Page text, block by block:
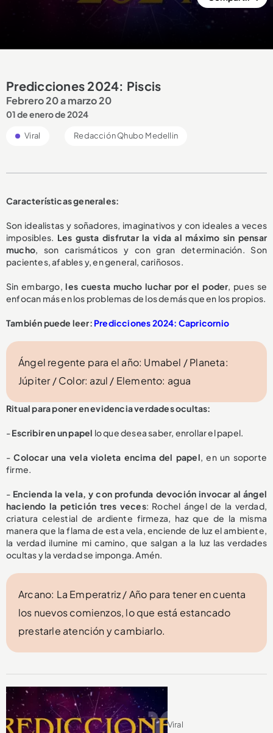
Predicciones 2024: Piscis
Febrero 20 a marzo 20
01 de enero de 2024
Viral Redacción Qhubo Medellin
Características generales:
Son idealistas y soñadores, imaginativos y con ideales a veces
imposibles. Les gusta disfrutar la vida al máximo sin pensar
mucho, son carismáticos y con gran determinación. Son
pacientes, afables y, en general, cariñosos.
Sin embargo,les cuesta mucho luchar por el poder, pues se
enfocan más en los problemas de los demás que en los propios.
También puede leer: Predicciones 2024: Capricornio
Ángel regente para el año: Umabel / Planeta:
Júpiter / Color: azul / Elemento: agua
Ritual para poner en evidencia verdades ocultas:
-Escribir en un papel lo que desea saber, enrollar el papel.
-Colocar una vela violeta encima del papel, en un soporte
firme.
- Encienda la vela, y con profunda devoción invocar al ángel
haciendo la petición tres veces: Rochel ángel de la verdad,
criatura celestial de ardiente firmeza, haz que de la misma
manera que la flama de esta vela, enciende de luz el ambiente,
la verdad ilumine mi camino, que salgan a la luz las verdades
ocultas y la verdad se imponga. Amén.
Arcano: La Emperatriz / Año para tener en cuenta
los nuevos comienzos, lo que está estancado
prestarle atención y cambiarlo.
Viral